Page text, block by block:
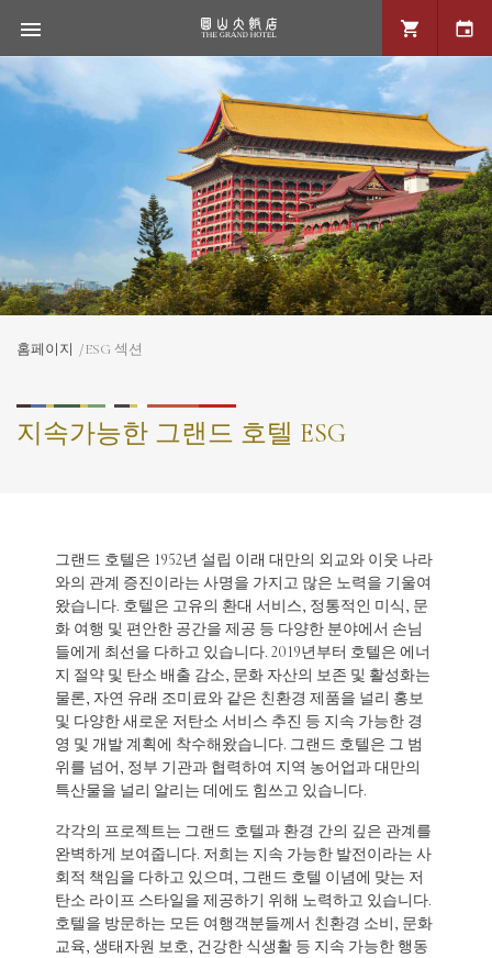
홈페이지 ESG 섹션
지속가능한 그랜드 호텔 ESG
그랜드 호텔은 1952년 설립 이래 대만의 외교와 이웃 나라
와의 관계 증진이라는 사명을 가지고 많은 노력을 기울여
왔습니다. 호텔은 고유의 환대 서비스, 정통적인 미식, 문
화 여행 및 편안한 공간을 제공 등 다양한 분야에서 손님
들에게 최선을 다하고 있습니다. 2019년부터 호텔은 에너
지 절약 및 탄소 배출 감소, 문화 자산의 보존 및 활성화는
물론, 자연 유래 조미료와 같은 친환경 제품을 널리 홍보
및 다양한 새로운 저탄소 서비스 추진 등 지속 가능한 경
영 및 개발 계획에 착수해왔습니다. 그랜드 호텔은 그 범
위를 넘어, 정부 기관과 협력하여 지역 농어업과 대만의
특산물을 널리 알리는 데에도 힘쓰고 있습니다.
각각의 프로젝트는 그랜드 호텔과 환경 간의 깊은 관계를
완벽하게 보여줍니다. 저희는 지속 가능한 발전이라는 사
회적 책임을 다하고 있으며, 그랜드 호텔 이념에 맞는 저
탄소 라이프 스타일을 제공하기 위해 노력하고 있습니다.
호텔을 방문하는 모든 여행객분들께서 친환경 소비, 문화
교육, 생태자원 보호, 건강한 식생활 등 지속 가능한 행동